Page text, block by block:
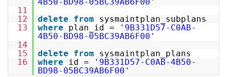
11
12
delete from
sysmaintplan_subplans
13
where plan_id =
'9B331D57-C0AB-
4B50-BD98-05BC39AB6F00'
14
15
delete from
sysmaintplan_plans
16
where id =
'9B331D57-C0AB-4B50-
BD98-05BC39AB6F00'